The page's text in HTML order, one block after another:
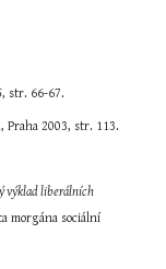
, str. 66-67.
Praha 2003, str. 113.
výklad liberálních
morgána sociální